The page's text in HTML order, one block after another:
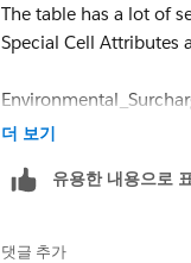
The table has a lot of
Special Cell Attributes
더 보기
유용한 내용으로
댓글 추가